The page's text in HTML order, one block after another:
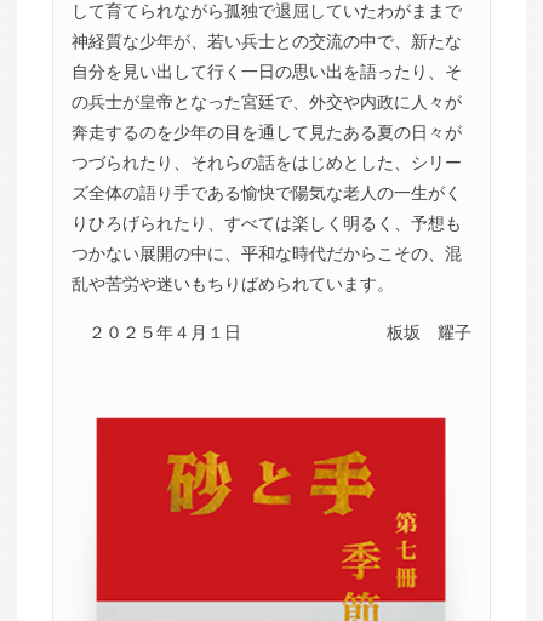
して育てられながら孤独で退屈していたわがままで
神経質な少年が、若い兵士との交流の中で、新たな
自分を見い出して行く一日の思い出を語ったり、そ
の兵士が皇帝となった宮廷で、外交や内政に人々が
奔走するのを少年の目を通して見たある夏の日々が
つづられたり、それらの話をはじめとした、シリー
ズ全体の語り手である愉快で陽気な老人の一生がく
りひろげられたり、すべては楽しく明るく、予想も
つかない展開の中に、平和な時代だからこその、混
乱や苦労や迷いもちりばめられています。
２０２５年４月１日 板坂 耀子